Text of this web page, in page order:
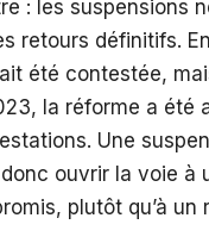
: les suspensions
retours définitifs.
été contestée,
la réforme a été
Une
ouvrir la voie à
plutôt qu’à un